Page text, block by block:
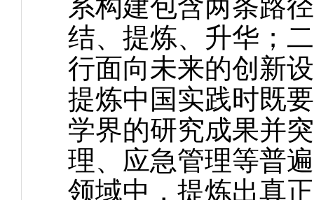
系构建包含两条路
结、提炼、升华；
行面向未来的创新
提炼中国实践时既
学界的研究成果并
理、应急管理等普
领域中，提炼出真